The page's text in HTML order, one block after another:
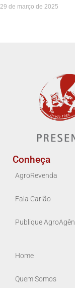
29 de março de 2025
Conheça
AgroRevenda
Fala Carlão
Publique
Home
Quem Somos